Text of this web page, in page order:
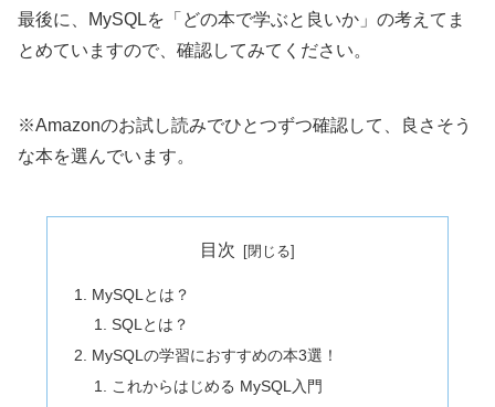
最後に、MySQLを「どの本で学ぶと良いか」の考えてま
とめていますので、確認してみてください。
※Amazonのお試し読みでひとつずつ確認して、良さそう
な本を選んでいます。
目次
MySQLとは？
SQLとは？
MySQLの学習におすすめの本3選！
これからはじめる MySQL入門